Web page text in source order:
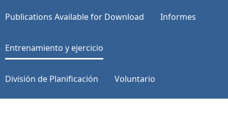
Publications Available for Download Informes
Entrenamiento y ejercicio
División de Planificación Voluntario